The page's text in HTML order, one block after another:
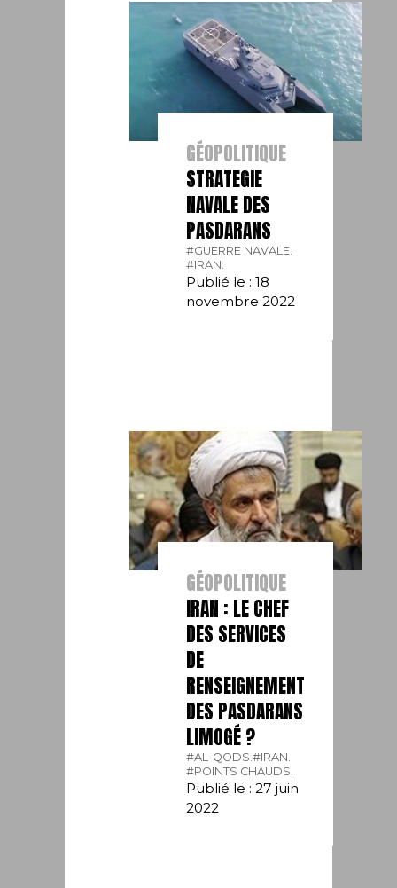
GÉOPOLITIQUE
STRATEGIE
NAVALE DES
PASDARANS
#GUERRE NAVALE.
#IRAN.
Publié le : 18
novembre 2022
GÉOPOLITIQUE
IRAN : LE CHEF
DES SERVICES
DE
RENSEIGNEMENT
DES PASDARANS
LIMOGÉ ?
#AL-QODS.#IRAN.
#POINTS CHAUDS.
Publié le : 27 juin
2022